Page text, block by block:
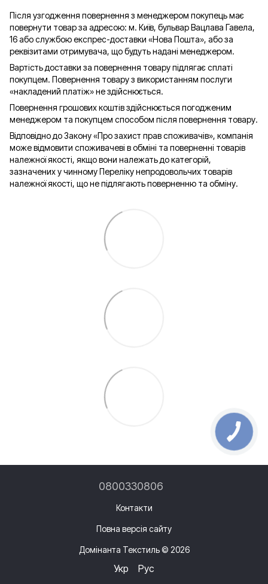
Після узгодження повернення з менеджером покупець має
повернути товар за адресою: м. Київ, бульвар Вацлава Гавела,
16 або службою експрес-доставки «Нова Пошта», або за
реквізитами отримувача, що будуть надані менеджером.
Вартість доставки за повернення товару підлягає сплаті
покупцем. Повернення товару з використанням послуги
«накладений платіж» не здійснюється.
Повернення грошових коштів здійснюється погодженим
менеджером та покупцем способом після повернення товару.
Відповідно до Закону «Про захист прав споживачів», компанія
може відмовити споживачеві в обміні та поверненні товарів
належної якості, якщо вони належать до категорій,
зазначених у чинному Переліку непродовольчих товарів
належної якості, що не підлягають поверненню та обміну.
0800330806
Контакти
Повна версія сайту
Домінанта Текстиль © 2026
Укр Рус